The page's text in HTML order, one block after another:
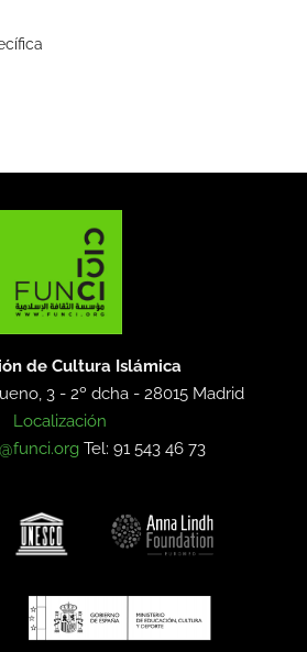
de Cultura Islámica
3 - 2º dcha -28015 Madrid
Localización
Tel: 91 543 46 73